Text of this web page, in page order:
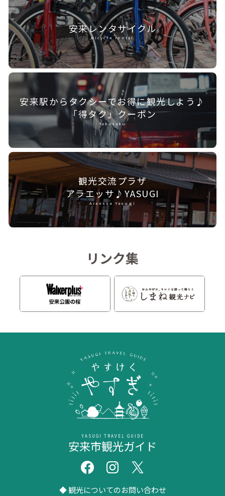
安来レンタサイクル
Bicycle rental
安来駅からタクシーでお得に観光しよう♪
「得タク」クーポン
Tokutaku
観光交流プラザ
アラエッサ♪YASUGI
Araessa Yasugi
リンク集
安来市観光ガイド
YASUGI TRAVEL GUIDE
◆ 観光についてのお問い合わせ